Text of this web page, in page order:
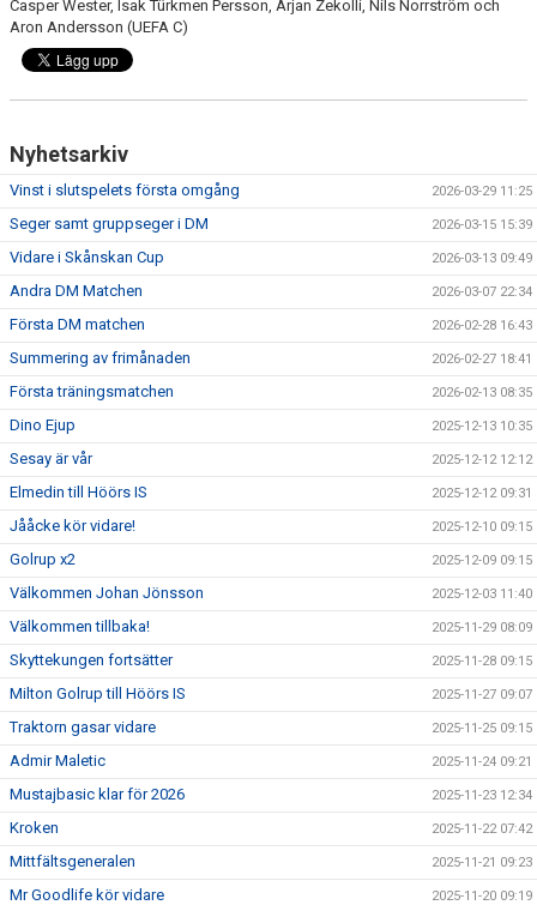
Casper Wester, Isak Türkmen Persson, Arjan Zekolli, Nils Norrström och
Aron Andersson (UEFA C)
Nyhetsarkiv
Vinst i slutspelets första omgång 2026-03-29 11:25
Seger samt gruppseger i DM 2026-03-15 15:39
Vidare i Skånskan Cup 2026-03-13 09:49
Andra DM Matchen 2026-03-07 22:34
Första DM matchen 2026-02-28 16:43
Summering av frimånaden 2026-02-27 18:41
Första träningsmatchen 2026-02-13 08:35
Dino Ejup 2025-12-13 10:35
Sesay är vår 2025-12-12 12:12
Elmedin till Höörs IS 2025-12-12 09:31
Jååcke kör vidare! 2025-12-10 09:15
Golrup x2 2025-12-09 09:15
Välkommen Johan Jönsson 2025-12-03 11:40
Välkommen tillbaka! 2025-11-29 08:09
Skyttekungen fortsätter 2025-11-28 09:15
Milton Golrup till Höörs IS 2025-11-27 09:07
Traktorn gasar vidare 2025-11-25 09:15
Admir Maletic 2025-11-24 09:21
Mustajbasic klar för 2026 2025-11-23 12:34
Kroken 2025-11-22 07:42
Mittfältsgeneralen 2025-11-21 09:23
Mr Goodlife kör vidare 2025-11-20 09:19